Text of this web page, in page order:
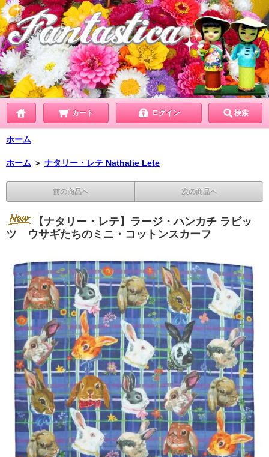
カート ログイン 検索
ホーム
ホーム ＞ ナタリー・レテ Nathalie Lete
前の商品へ 次の商品へ
【ナタリー・レテ】ラージ・ハンカチ ラビッ
ツ ウサギたちのミニ・コットンスカーフ